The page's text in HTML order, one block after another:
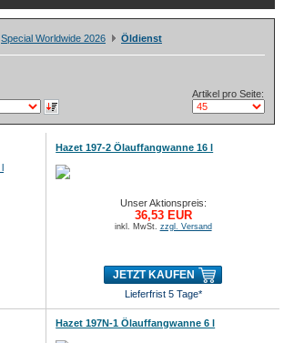
Special Worldwide 2026 Öldienst
Artikel pro Seite:
Hazet 197-2 Ölauffangwanne 16 l
Unser Aktionspreis:
36,53 EUR
inkl. MwSt. zzgl. Versand
JETZT KAUFEN
Lieferfrist 5 Tage*
Hazet 197N-1 Ölauffangwanne 6 l